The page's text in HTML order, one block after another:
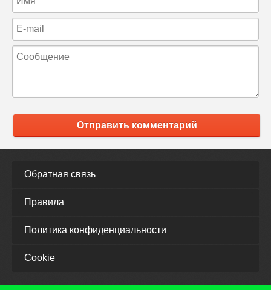
Отправить комментарий
Обратная связь
Правила
Политика конфиденциальности
Cookie